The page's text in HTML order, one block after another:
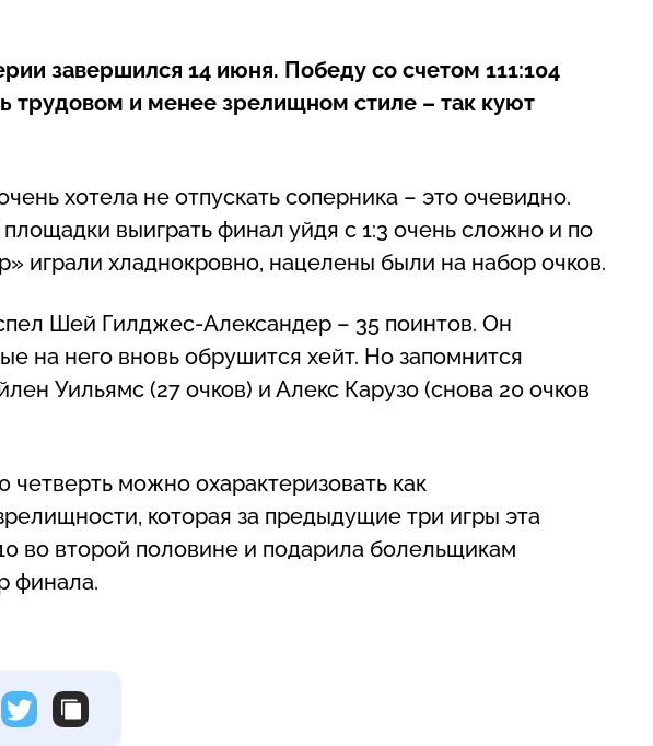
завершился 14 июня. Победу со счетом 111:104
трудовом и менее зрелищном стиле – так куют
хотела не отпускать соперника – это очевидно.
выиграть финал уйдя с 1:3 очень сложно и по
играли хладнокровно, нацелены были на набор очков.
Шей Гилджес-Александер – 35 поинтов. Он
на него вновь обрушится хейт. Но запомнится
Уильямс (27 очков) и Алекс Карузо (снова 20 очков
можно охарактеризовать как
которая за предыдущие три игры эта
во второй половине и подарила болельщикам
финала.